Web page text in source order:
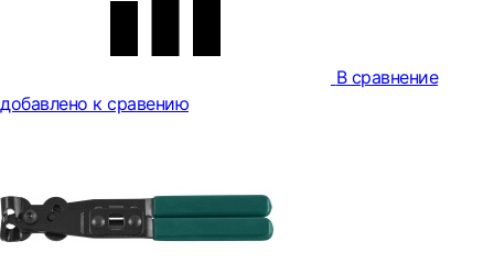
В сравнение
добавлено к сравению